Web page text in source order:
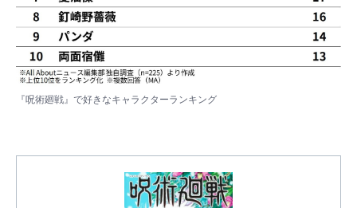
『呪術廻戦』で好きなキャラクターランキング